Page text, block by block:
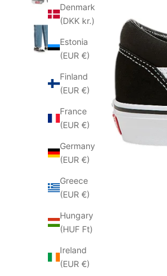
Denmark
(DKK kr.)
Estonia
(EUR €)
Finland
(EUR €)
France
(EUR €)
Germany
(EUR €)
Greece
(EUR €)
Hungary
(HUF Ft)
Ireland
(EUR €)